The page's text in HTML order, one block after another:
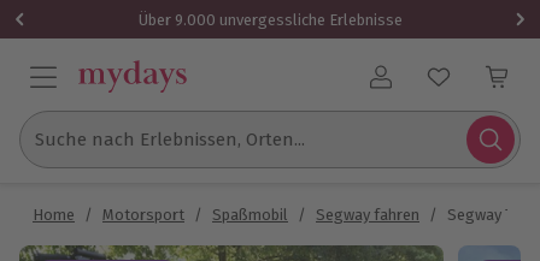
Über 9.000 unvergessliche Erlebnisse
Benutzerkonto
Suche nach Erlebnissen, Orten...
Home / Motorsport / Spaßmobil / Segway fahren / Segway